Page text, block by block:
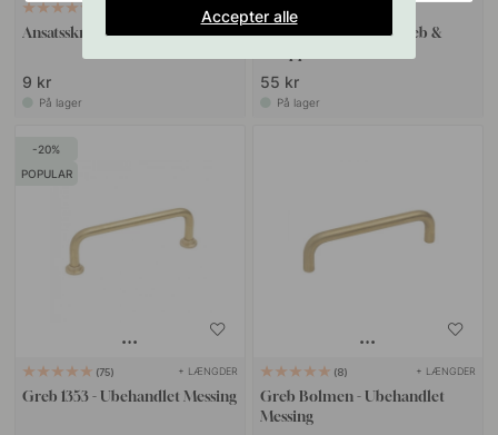
VÆGBESLAG
Ansatsskrue M4x50mm 1stk
9 kr
På lager
Boreskabelonen til Greb &
55 kr
På lager
20
POPULAR
75 + LÆNGDER
Greb 1353 - Ubehandlet Messing
8 + LÆNGDER
Greb Bolmen - Ubehandlet
Messing
Accepter alle